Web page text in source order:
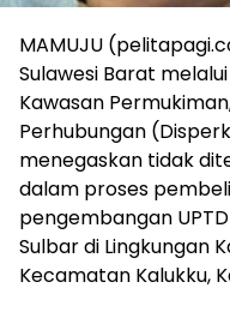
MAMUJU
Sulawesi Barat
Kawasan
Perhubungan
menegaskan tidak
dalam proses
pengembangan
Sulbar di Lingkungan
Kecamatan Kalukku,